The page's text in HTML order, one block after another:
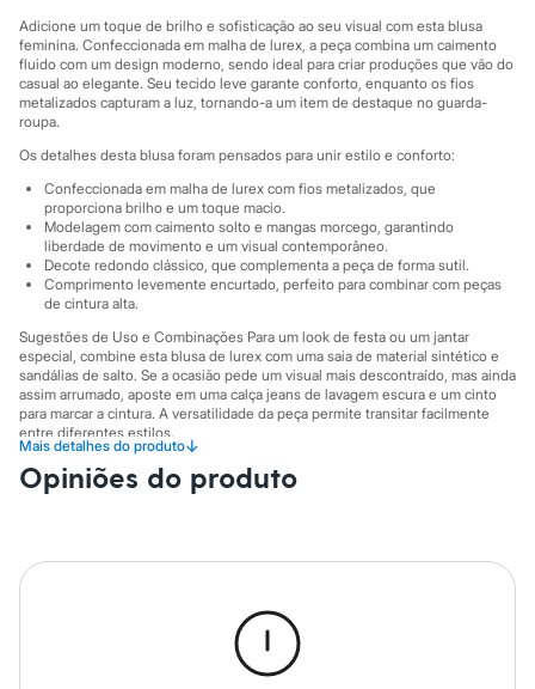
City
Clock House
Mindset
Sawary
Yessica
Moda esportiva
Acessórios
Blusas
Calçados
Leggings
Shorts e Bermudas
Tops
Moda íntima
Calcinhas
Cintas e Modeladores
Meias
Pijamas
Sutiãs e Tops
Moda praia
Biquínis
Maiôs
Saídas de praia
Personagens
Casacos e Jaquetas
Adicione um toque de brilho e sofisticação ao seu visual com esta blusa
feminina. Confeccionada em malha de lurex, a peça combina um caimento
fluido com um design moderno, sendo ideal para criar produções que vão do
casual ao elegante. Seu tecido leve garante conforto, enquanto os fios
metalizados capturam a luz, tornando-a um item de destaque no guarda-
roupa.
Os detalhes desta blusa foram pensados para unir estilo e conforto:
Confeccionada em malha de lurex com fios metalizados, que
proporciona brilho e um toque macio.
Modelagem com caimento solto e mangas morcego, garantindo
liberdade de movimento e um visual contemporâneo.
Decote redondo clássico, que complementa a peça de forma sutil.
Comprimento levemente encurtado, perfeito para combinar com peças
de cintura alta.
Sugestões de Uso e Combinações Para um look de festa ou um jantar
especial, combine esta blusa de lurex com uma saia de material sintético e
sandálias de salto. Se a ocasião pede um visual mais descontraído, mas ainda
assim arrumado, aposte em uma calça jeans de lavagem escura e um cinto
para marcar a cintura. A versatilidade da peça permite transitar facilmente
entre diferentes estilos.
A gente se encontra na C&A! ❤
Mais detalhes do produto↓
67% poliamida, 33% poliéster
Opiniões do produto